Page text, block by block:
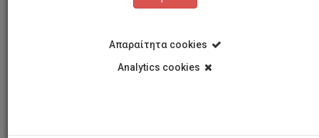
Απαραίτητα cookies
Analytics cookies